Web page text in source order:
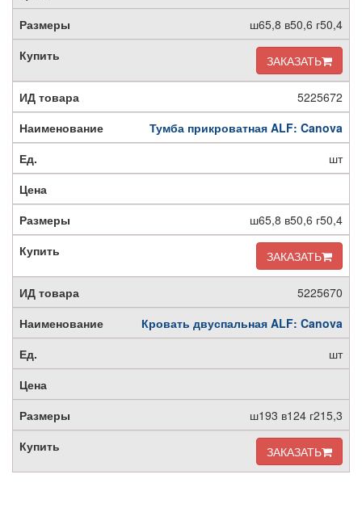
ш65,8 в50,6 г50,4
ЗАКАЗАТЬ
5225672
Тумба прикроватная ALF: Canova
шт
ш65,8 в50,6 г50,4
ЗАКАЗАТЬ
5225670
Кровать двуспальная ALF: Canova
шт
ш193 в124 г215,3
ЗАКАЗАТЬ